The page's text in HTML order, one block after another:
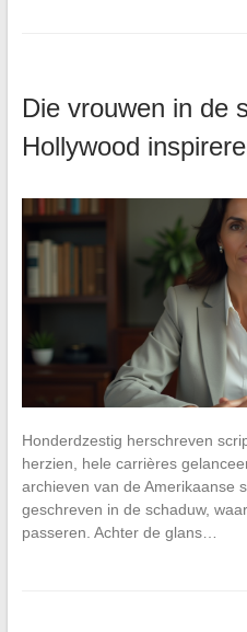
Die vrouwen in de
Hollywood
Honderdzestig herschreven
herzien, hele carrières
archieven van de Amerikaanse
geschreven in de schaduw,
passeren. Achter de glans…